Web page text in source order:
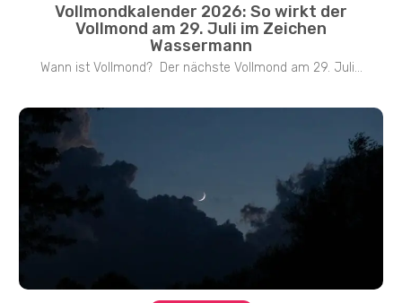
Vollmondkalender 2026: So wirkt der
Vollmond am 29. Juli im Zeichen
Wassermann
Wann ist Vollmond? Der nächste Vollmond am 29. Juli...